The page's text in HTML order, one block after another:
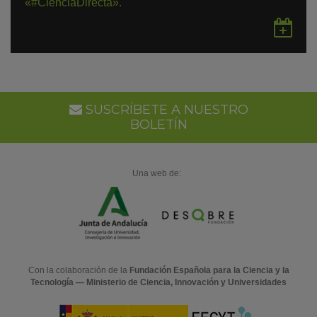
en
SUSCRÍBETE A NUESTRO
BOLETÍN
Una web de:
Con la colaboración de la Fundación Española para la Ciencia y la
Tecnología — Ministerio de Ciencia, Innovación y Universidades